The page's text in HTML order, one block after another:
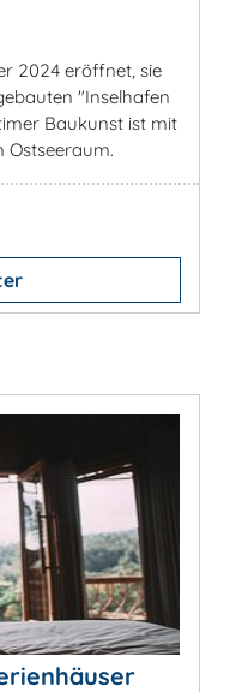
2024 eröffnet, sie
"Inselhafen
Baukunst ist mit
Ostseeraum.